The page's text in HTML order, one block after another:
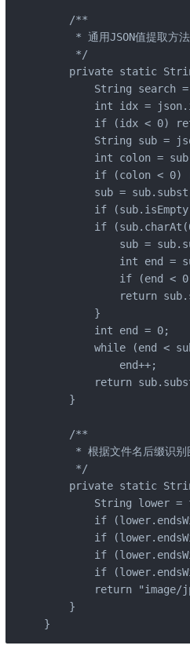
    /**
     * 通用JSON值提取方法
     */
private static
String search
int idx =
if (idx < 0)
String sub =
int colon =
if (colon < 0)
sub =
if
if
sub =
int end =
if (end <
return
        }
        int end = 0;
while (end <
            end++;
return
    }
    /**
* 根据文件名后缀识
     */
private static
String lower =
if
if
if
if
return "image/
    }
}